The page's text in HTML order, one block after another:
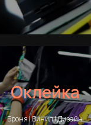
Оклейка
Броня | Винил | Дизайн